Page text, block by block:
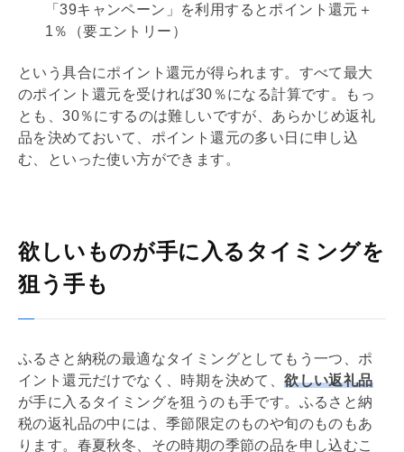
「39キャンペーン」を利用するとポイント還元＋
1％（要エントリー）
という具合にポイント還元が得られます。すべて最大
のポイント還元を受ければ30％になる計算です。もっ
とも、30％にするのは難しいですが、あらかじめ返礼
品を決めておいて、ポイント還元の多い日に申し込
む、といった使い方ができます。
欲しいものが手に入るタイミングを
狙う手も
ふるさと納税の最適なタイミングとしてもう一つ、ポ
イント還元だけでなく、時期を決めて、欲しい返礼品
が手に入るタイミングを狙うのも手です。ふるさと納
税の返礼品の中には、季節限定のものや旬のものもあ
ります。春夏秋冬、その時期の季節の品を申し込むこ